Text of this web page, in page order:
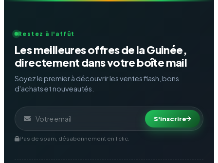
Restez à l'affût
Les meilleures offres de la Guinée,
directement dans votre boîte mail
Soyez le premier à découvrir les ventes flash, bons
d'achats et nouveautés.
S'inscrire
Pas de spam, désabonnement en 1 clic.